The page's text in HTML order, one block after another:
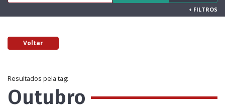
+ FILTROS
Voltar
Resultados pela tag:
Outubro